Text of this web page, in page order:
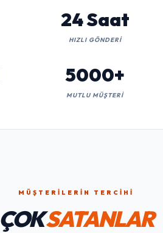
24 Saat
HIZLI GÖNDERI
5000+
MUTLU MÜŞTERI
MÜŞTERILERIN TERCIHI
ÇOKSATANLAR